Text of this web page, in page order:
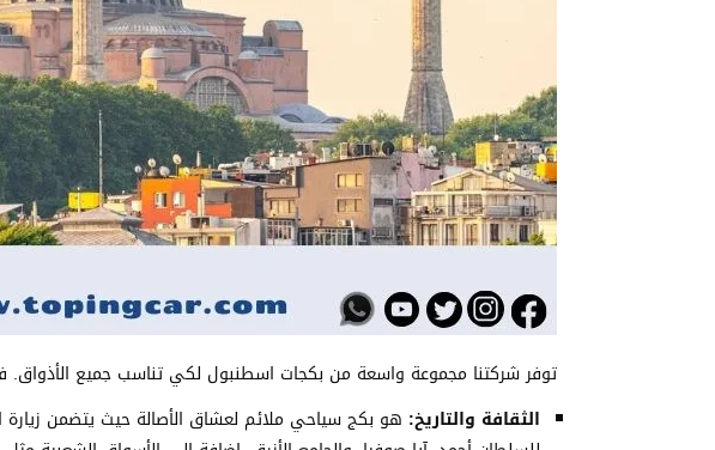
توفر شركتنا مجموعة واسعة من بكجات اسطنبول لكي تناسب جميع الأذواق.
الثقافة والتاريخ: هو بكج سياحي ملائم لعشاق الأصالة حيث يتضمن زيارة